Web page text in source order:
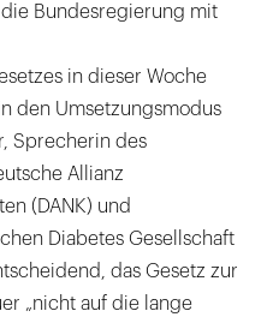
die Bundesregierung mit
in dieser Woche
den Umsetzungsmodus
Sprecherin des
Allianz
(DANK) und
Diabetes Gesellschaft
das Gesetz zur
„nicht auf die lange